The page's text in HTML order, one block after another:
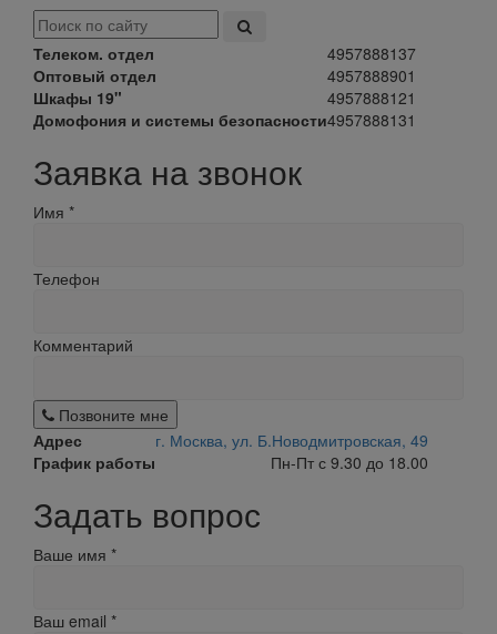
Телеком. отдел
4957888137
Оптовый отдел
4957888901
Шкафы 19"
4957888121
Домофония и системы безопасности4957888131
Заявка на звонок
Имя *
Телефон
Комментарий
Позвоните мне
Адрес
г. Москва, ул. Б.Новодмитровская, 49
График работы
Пн-Пт с 9.30 до 18.00
Задать вопрос
Ваше имя *
Ваш email *